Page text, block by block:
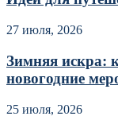
27 июля, 2026
Зимняя искра:
новогодние
25 июля, 2026